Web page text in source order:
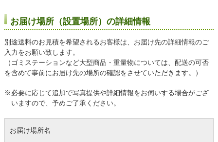
お届け場所（設置場所）の詳細情報
別途送料のお見積を希望されるお客様は、お届け先の詳細情報のご
入力をお願い致します。
（ゴミステーションなど大型商品・重量物については、配送の可否
を含めて事前にお届け先の場所の確認をさせていただきます。）
※必要に応じて追加で写真提供や詳細情報をお伺いする場合がござ
いますので、予めご了承ください。
お届け場所名